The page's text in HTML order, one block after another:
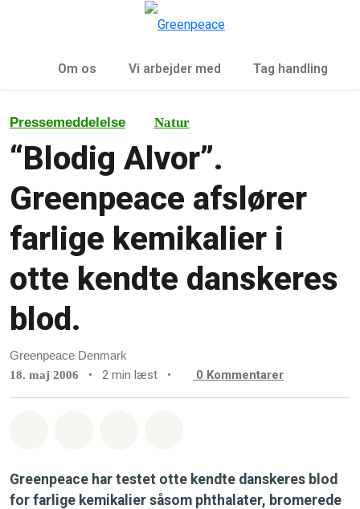
Om os Vi arbejder med Tag handling
Pressemeddelelse Natur
“Blodig Alvor”.
Greenpeace afslører
farlige kemikalier i
otte kendte danskeres
blod.
Greenpeace Denmark
18. maj 2006 • 2 min læst • 0 Kommentarer
Greenpeace har testet otte kendte danskeres blod
for farlige kemikalier såsom phthalater, bromerede